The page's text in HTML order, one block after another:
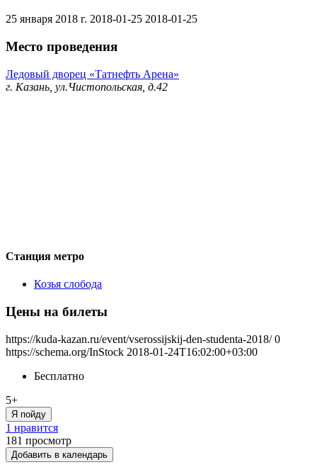
25 января 2018 г. 2018-01-25 2018-01-25
Место проведения
Ледовый дворец «Татнефть Арена»
г. Казань, ул.Чистопольская, д.42
Станция метро
Козья слобода
Цены на билеты
https://kuda-kazan.ru/event/vserossijskij-den-studenta-2018/ 0
https://schema.org/InStock 2018-01-24T16:02:00+03:00
Бесплатно
5+
Я пойду
1 нравится
181 просмотр
Добавить в календарь